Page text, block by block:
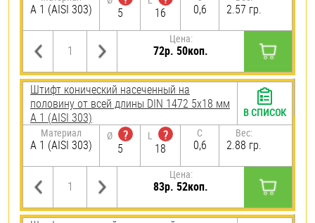
А 1 (AISI 303)
5
16
0,6 2.57 гр.
Цена:
72р. 50коп.
Штифт конический насеченный на
половину от всей длины DIN 1472 5х18 мм
А 1 (AISI 303)
Материал
А 1 (AISI 303)
Ø
?
5
L
?
18
C
0,6
Вес:
2.88 гр.
Цена:
83р. 52коп.
В СПИСОК